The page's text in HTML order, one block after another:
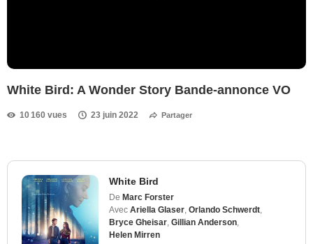
White Bird: A Wonder Story Bande-annonce VO
10 160 vues 23 juin 2022 Partager
White Bird
De Marc Forster
Avec Ariella Glaser Orlando Schwerdt
Bryce Gheisar Gillian Anderson
Helen Mirren